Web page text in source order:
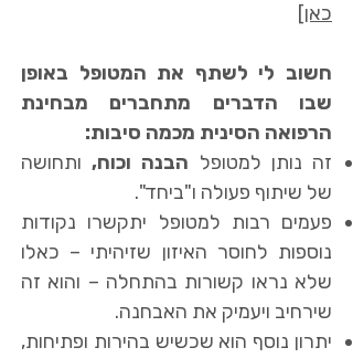
כאן]
חשוב לי לשתף את המטופל באופן
שבו הדברים מתחברים מבחינת
הרפואה הסינית מכמה סיבות:
זה נותן למטופל הבנה וכוח,ותחושה
של שיתוף פעולה ו"ביחד".
פעמים רבות למטופל יתקשרו נקודות
נוספות לחוסר האיזון שזיהיתי – כאלו
שלא נראו קשורות בהתחלה – והוא זה
שירחיב ויעמיק את האבחנה.
יתרון נוסף הוא שכשיש בהירות ופתיחות,